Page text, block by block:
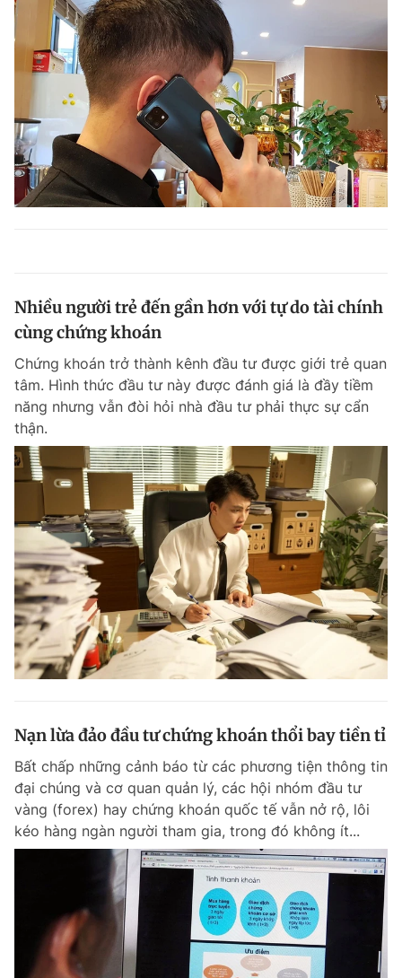
Nhiều người trẻ đến gần hơn với tự do tài chính
cùng chứng khoán
Chứng khoán trở thành kênh đầu tư được giới trẻ quan
tâm. Hình thức đầu tư này được đánh giá là đầy tiềm
năng nhưng vẫn đòi hỏi nhà đầu tư phải thực sự cẩn
thận.
Nạn lừa đảo đầu tư chứng khoán thổi bay tiền tỉ
Bất chấp những cảnh báo từ các phương tiện thông tin
đại chúng và cơ quan quản lý, các hội nhóm đầu tư
vàng (forex) hay chứng khoán quốc tế vẫn nở rộ, lôi
kéo hàng ngàn người tham gia, trong đó không ít...